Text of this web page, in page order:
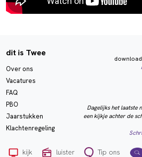
dit is Twee
Over ons
Vacatures
FAQ
PBO
Jaarstukken
Klachtenregeling
Dagelijks het laatste
een kijkje achter de
kijk luister Tip ons